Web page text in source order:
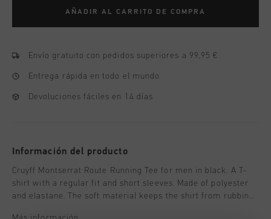
AÑADIR AL CARRITO DE COMPRA
Envío gratuito con pedidos superiores a 99,95 €
Entrega rápida en todo el mundo
Devoluciones fáciles en 14 días
Información del producto
Cruyff Montserrat Route Running Tee for men in black. A T-
shirt with a regular fit and short sleeves. Made of polyester
and elastane. The soft material keeps the shirt from rubbing